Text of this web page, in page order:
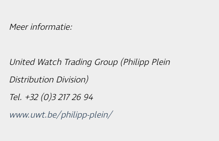
Meer informatie:
United Watch Trading Group (Philipp Plein
Distribution Division)
Tel. +32 (0)3 217 26 94
www.uwt.be/philipp-plein/